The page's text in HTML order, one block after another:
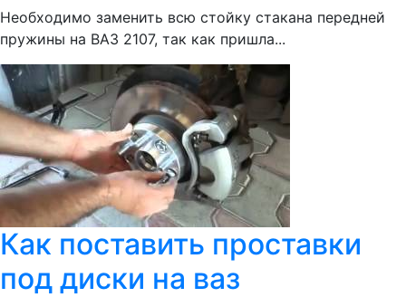
Необходимо заменить всю стойку стакана передней
пружины на ВАЗ 2107, так как пришла...
Как поставить проставки
под диски на ваз